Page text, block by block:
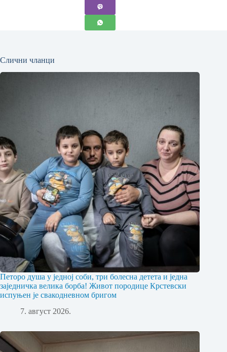
Слични чланци
Петоро душа у једној соби, три болесна детета и једна
заједничка велика борба! Живот породице Крстевски
испуњен је свакодневном бригом
7. август 2026.